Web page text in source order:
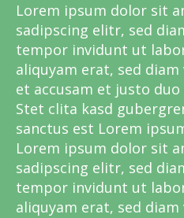
Lorem ipsum dolor sit
sadipscing elitr, sed
tempor invidunt ut
aliquyam erat, sed
et accusam et justo
Stet clita kasd
sanctus est Lorem
Lorem ipsum dolor sit
sadipscing elitr, sed
tempor invidunt ut
aliquyam erat, sed